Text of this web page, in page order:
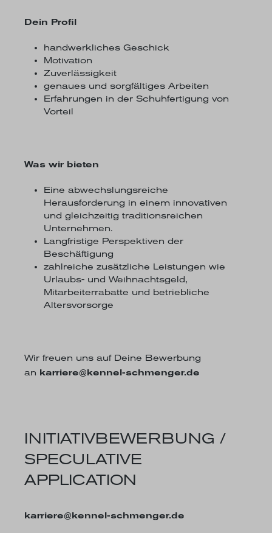
Dein Profil
handwerkliches Geschick
Motivation
Zuverlässigkeit
genaues und sorgfältiges Arbeiten
Erfahrungen in der Schuhfertigung von
Vorteil
Was wir bieten
Eine abwechslungsreiche
Herausforderung in einem innovativen
und gleichzeitig traditionsreichen
Unternehmen.
Langfristige Perspektiven der
Beschäftigung
zahlreiche zusätzliche Leistungen wie
Urlaubs- und Weihnachtsgeld,
Mitarbeiterrabatte und betriebliche
Altersvorsorge
Wir freuen uns auf Deine Bewerbung
an karriere@kennel-schmenger.de
INITIATIVBEWERBUNG /
SPECULATIVE
APPLICATION
karriere@kennel-schmenger.de